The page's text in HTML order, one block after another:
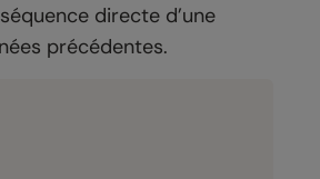
directe d’une
précédentes.